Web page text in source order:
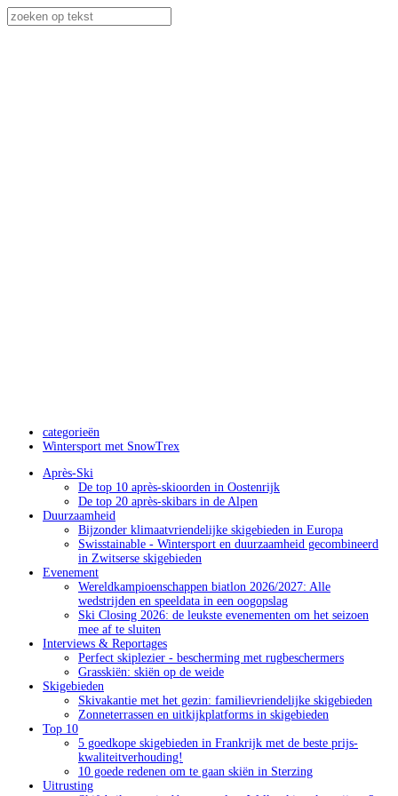
categorieën
Wintersport met SnowTrex
Après-Ski
De top 10 après-skioorden in Oostenrijk
De top 20 après-skibars in de Alpen
Duurzaamheid
Bijzonder klimaatvriendelijke skigebieden in Europa
Swisstainable - Wintersport en duurzaamheid gecombineerd
in Zwitserse skigebieden
Evenement
Wereldkampioenschappen biatlon 2026/2027: Alle
wedstrijden en speeldata in een oogopslag
Ski Closing 2026: de leukste evenementen om het seizoen
mee af te sluiten
Interviews & Reportages
Perfect skiplezier - bescherming met rugbeschermers
Grasskiën: skiën op de weide
Skigebieden
Skivakantie met het gezin: familievriendelijke skigebieden
Zonneterrassen en uitkijkplatforms in skigebieden
Top 10
5 goedkope skigebieden in Frankrijk met de beste prijs-
kwaliteitverhouding!
10 goede redenen om te gaan skiën in Sterzing
Uitrusting